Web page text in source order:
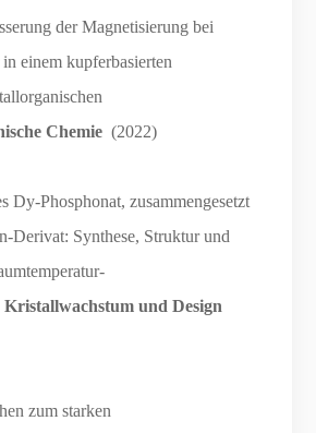
der Magnetisierung bei
einem kupferbasierten
Chemie (2022)
Dy-Phosphonat, zusammengesetzt
Derivat: Synthese, Struktur und
Kristallwachstum und Design
zum starken